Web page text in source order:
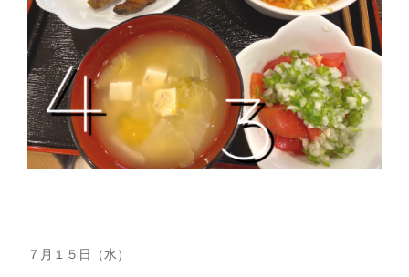
７月１５日（水）